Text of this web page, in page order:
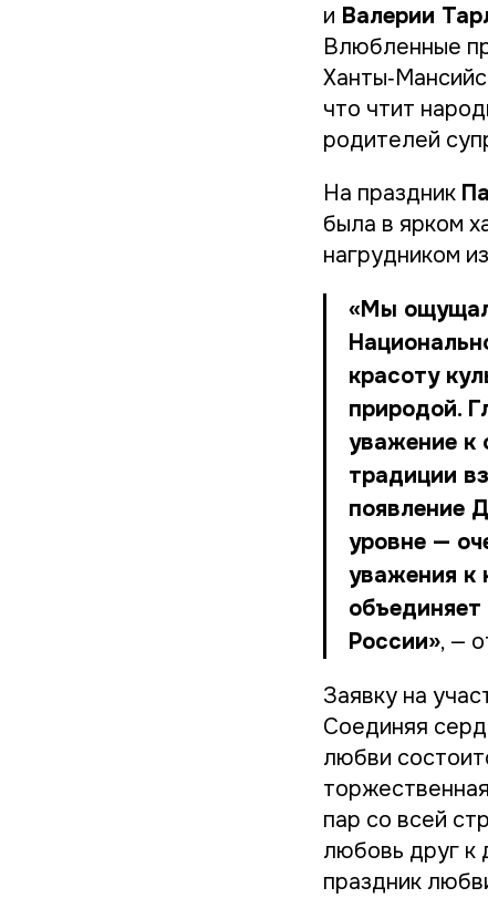
и Валерии
Влюбленные
что чтит
родителей
На праздник
была в ярком
нагрудником
«Мы
красоту
природой.
уважение к
традиции
появление
уровне —
уважения к
объединяет
России», —
Заявку на
Соединяя
любви
пар со всей
любовь друг к
праздник